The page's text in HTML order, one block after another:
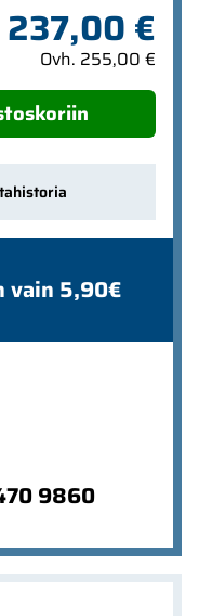
237,00 €
Ovh. 255,00 €
vain 5,90€
9860